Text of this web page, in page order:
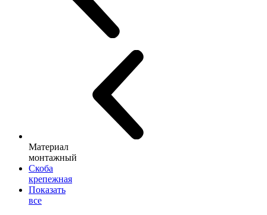
Материал
монтажный
Скоба
крепежная
Показать
все